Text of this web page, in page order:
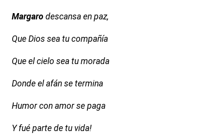
Margaro descansa en paz,
Que Dios sea tu compañía
Que el cielo sea tu morada
Donde el afán se termina
Humor con amor se paga
Y fué parte de tu vida!